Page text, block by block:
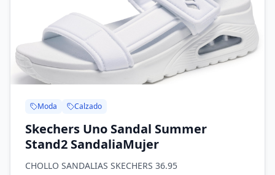
Moda Calzado
Skechers Uno Sandal Summer
Stand2 SandaliaMujer
CHOLLO SANDALIAS SKECHERS 36.95